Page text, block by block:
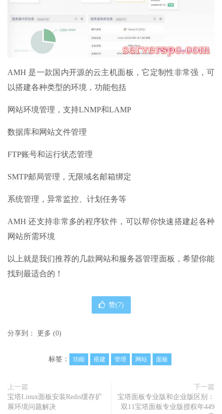
AMH 是一款国内开源的云主机面板，它定制性非常强，可
以搭建各种类型的环境，功能包括
网站环境管理，支持LNMP和LAMP
数据库和网站文件管理
FTP账号和运行状态管理
SMTP邮局管理，无限域名邮箱绑定
系统管理，异常监控、计划任务等
AMH 还支持非常多的程序软件，可以帮你快速搭建起各种
网站所需环境
以上就是我们推荐的几款网站和服务器管理面板，希望你能
找到最适合的！
赞(7)
分享到： 更多 (0)
标签： 功能 搭建 管理 网站 面板
上一篇
宝塔Linux面板安装Redis缓存扩
展环境问题解决
下一篇
宝塔面板专业版和企业版区别：
双11宝塔面板专业版授权年449